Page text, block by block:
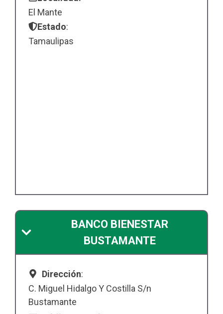
El Mante
Estado:
Tamaulipas
BANCO BIENESTAR
BUSTAMANTE
Dirección:
C. Miguel Hidalgo Y Costilla S/n
Bustamante